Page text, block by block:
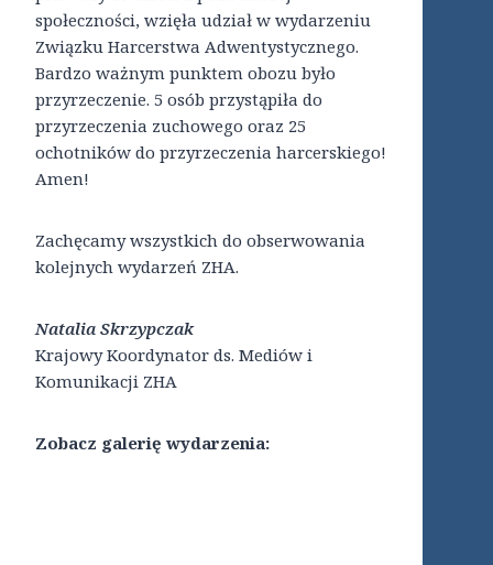
społeczności, wzięła udział w wydarzeniu
Związku Harcerstwa Adwentystycznego.
Bardzo ważnym punktem obozu było
przyrzeczenie. 5 osób przystąpiła do
przyrzeczenia zuchowego oraz 25
ochotników do przyrzeczenia harcerskiego!
Amen!
Zachęcamy wszystkich do obserwowania
kolejnych wydarzeń ZHA.
Natalia Skrzypczak
Krajowy Koordynator ds. Mediów i
Komunikacji ZHA
Zobacz galerię wydarzenia: